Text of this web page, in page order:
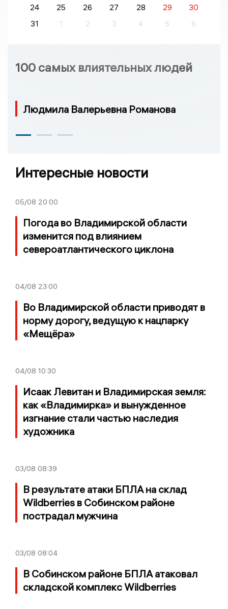
24 25 26 27 28 29
30
31
1 2 3 4 5 6
100 самых влиятельных людей
Людмила Валерьевна Романова
Интересные новости
05/08 20:00
Погода во Владимирской области
изменится под влиянием
североатлантического циклона
04/08 23:00
Во Владимирской области приводят в
норму дорогу, ведущую к нацпарку
«Мещёра»
04/08 10:30
Исаак Левитан и Владимирская земля:
как «Владимирка» и вынужденное
изгнание стали частью наследия
художника
03/08 08:39
В результате атаки БПЛА на склад
Wildberries в Собинском районе
пострадал мужчина
03/08 08:04
В Собинском районе БПЛА атаковал
складской комплекс Wildberries